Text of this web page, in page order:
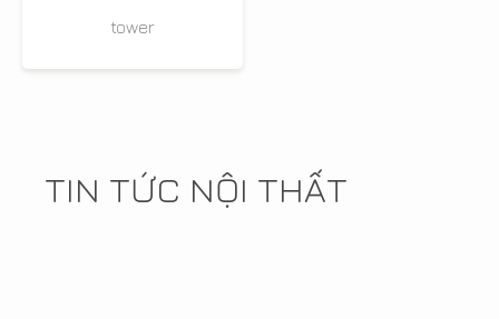
tower
TIN TỨC NỘI THẤT